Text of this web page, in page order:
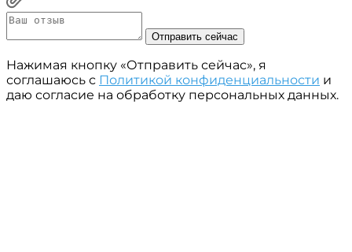
Отправить сейчас
Нажимая кнопку «Отправить сейчас», я
соглашаюсь с Политикой конфиденциальности и
даю согласие на обработку персональных данных.